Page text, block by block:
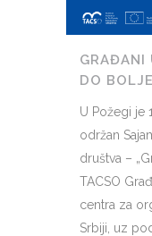
GRAĐANI
DO
U Požegi je
održan
društva –
TACSO
centra za
Srbiji, uz